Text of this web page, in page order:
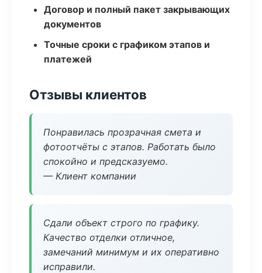
Договор и полный пакет закрывающих
документов
Точные сроки с графиком этапов и
платежей
Отзывы клиентов
Понравилась прозрачная смета и
фотоотчёты с этапов. Работать было
спокойно и предсказуемо.
— Клиент компании
Сдали объект строго по графику.
Качество отделки отличное,
замечаний минимум и их оперативно
исправили.